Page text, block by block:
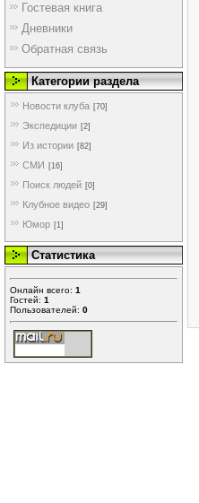
Гостевая книга
Дневники
Обратная связь
Категории раздела
Новости клуба [70]
Экспедиции [2]
Из истории [82]
СМИ [16]
Поиск людей [0]
Клубное видео [29]
Юмор [1]
Статистика
Онлайн всего: 1
Гостей: 1
Пользователей: 0